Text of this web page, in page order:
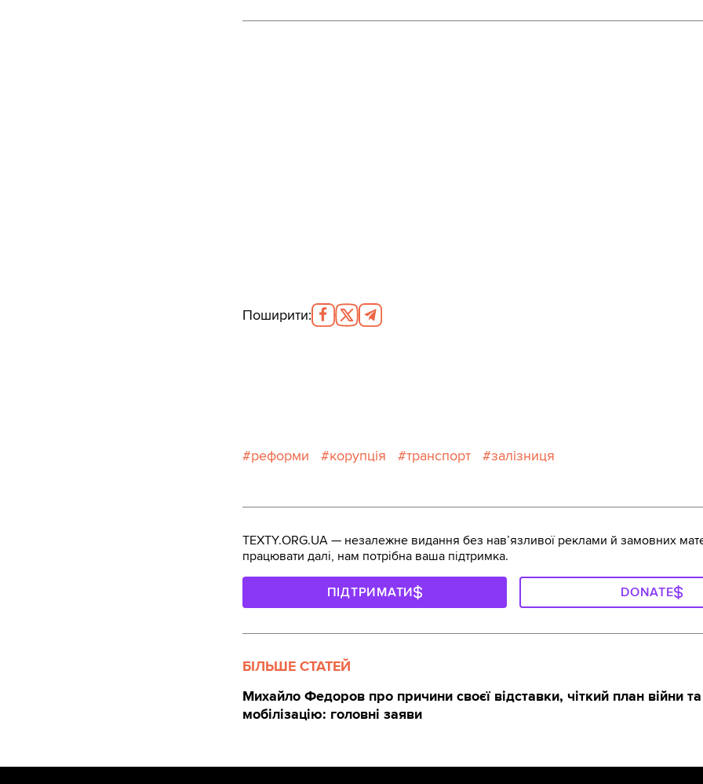
Поширити:
реформи корупція транспорт залізниця
TEXTY.ORG.UA — незалежне видання без навʼязливої реклами й замовних
працювати далі, нам потрібна ваша підтримка.
ПІДТРИМАТИ DONATE
БІЛЬШЕ СТАТЕЙ
Михайло Федоров про причини своєї відставки, чіткий план війни та
мобілізацію: головні заяви